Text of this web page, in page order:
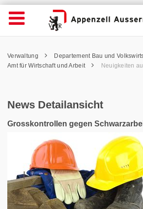
News Detailansicht -
Wichtige
Seiten
Home
Inhalt
Kontakt
Navigation
Inhalt
Pfadnavigation
Verwaltung
Departement Bau und
Amt für Wirtschaft und Arbeit
Neuigkeiten
News Detailansicht
Grosskontrollen gegen